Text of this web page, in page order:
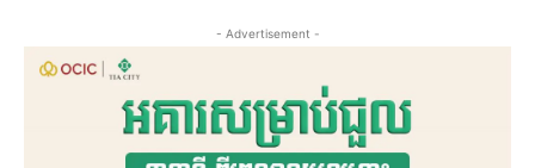
- Advertisement -